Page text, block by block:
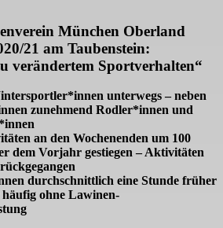
München Oberland
21 am Taubenstein:
verändertem Sportverhalten“
unterwegs – neben
zunehmend Rodler*innen und
an den Wochenenden um 100
dem Vorjahr gestiegen – Aktivitäten
durchschnittlich eine Stunde früher
häufig ohne Lawinen-